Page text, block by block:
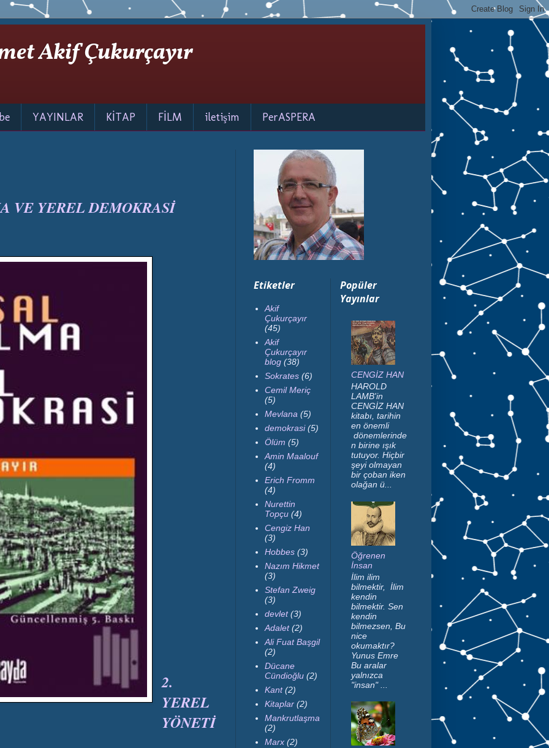
Akif Çukurçayır
YAYINLAR KİTAP FİLM iletişim PerASPERA
VE YEREL DEMOKRASİ
2.
YEREL
YÖNETİ
Etiketler
Akif
Çukurçayır
(45)
Akif
Çukurçayır
blog (38)
Sokrates (6)
Cemil Meriç
(5)
Mevlana (5)
demokrasi (5)
Ölüm (5)
Amin Maalouf
(4)
Erich Fromm
(4)
Nurettin
Topçu (4)
Cengiz Han
(3)
Hobbes (3)
Nazım Hikmet
(3)
Stefan Zweig
(3)
devlet (3)
Adalet (2)
Ali Fuat Başgil
(2)
Dücane
Cündioğlu (2)
Kant (2)
Kitaplar (2)
Mankrutlaşma
(2)
Marx (2)
Popüler
Yayınlar
CENGİZ HAN
HAROLD
LAMB'in
CENGİZ HAN
kitabı, tarihin
en önemli
dönemlerinde
n birine ışık
tutuyor. Hiçbir
şeyi olmayan
bir çoban iken
olağan ü...
Öğrenen
İnsan
İlim ilim
bilmektir, İlim
kendin
bilmektir. Sen
kendin
bilmezsen, Bu
nice
okumaktır?
Yunus Emre
Bu aralar
yalnızca
"insan" ...